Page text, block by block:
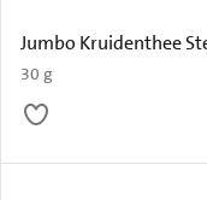
Jumbo Kruidenthee
30 g